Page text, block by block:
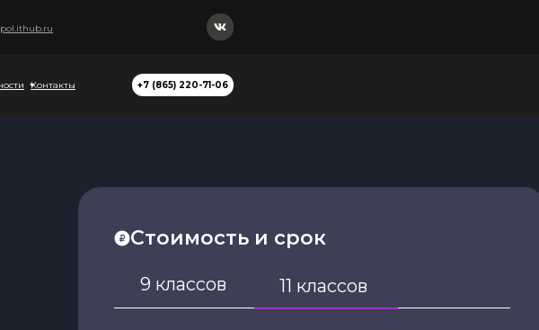
Контакты +7 (865) 220-71-06
Стоимость и срок
9 классов 11 классов